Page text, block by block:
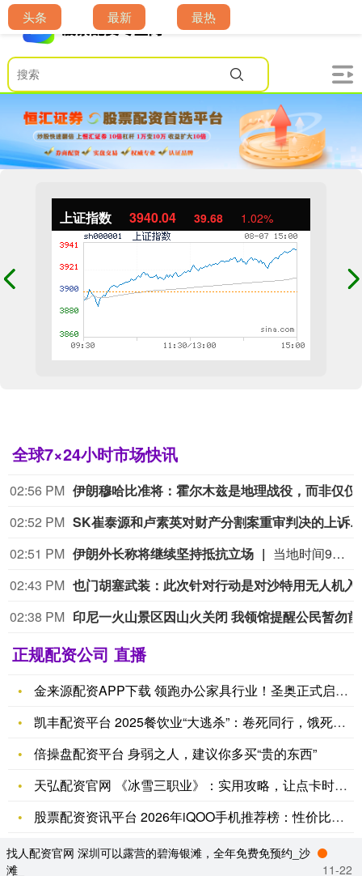
上证指数 3940.04 39.68 1.02%
全球7×24小时市场快讯
02:56 PM
02:52 PM
SK崔泰源和卢素英对财产分割案重审判决的上诉期限为判决书送达之日起14日内。双方于本月1日零时收到判决书‌，可在14日之前提起上诉。
02:51 PM 伊朗外长称将继续坚持抵抗立场
当地时间9日，伊朗外长阿拉格齐在谈及近期地区冲突时表示，伊朗遭到美国和以色列的军事打击，并出现人员伤亡，伊朗不会忘记近期冲突中的死者。他表示，“我们既不会忘记，也不会原谅”。阿拉格齐表示，面对外部压力，伊朗将继续坚持其抵抗立场，维护国家独立和尊严。（央视新闻）
02:43 PM
02:38 PM
正规配资公司 直播
金来源配资APP下载 领跑办公家具行业！圣奥正式启动ISO
凯丰配资平台 2025餐饮业“大逃杀”：卷死同行，饿死自己的
倍操盘配资平台 身弱之人，建议你多买“贵的东西”
天弘配资官网 《冰雪三职业》：实用攻略，让点卡时间更值钱！_
股票配资资讯平台 2026年iQOO手机推荐榜：性价比旗舰哪
找人配资官网 深圳可以露营的碧海银滩，全年免费免预约_沙
滩_
11-22
头条 最新 最热